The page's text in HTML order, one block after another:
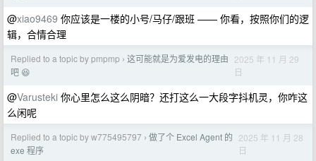
@xiao9469 你应该是一楼的小号/马仔/跟班 —— 你看，按照你们的逻
辑，合情合理
Replied to a topic by pmpmp › 这可能就是为爱发电的理由
吧 😆
2025 年 11 月 29
日
@Varusteki 你心里怎么这么阴暗？还打这么一大段字抖机灵，你咋这
么闲呢
Replied to a topic by w775495797 › 做了个 Excel Agent 的
exe 程序
2025 年 11 月 28
日